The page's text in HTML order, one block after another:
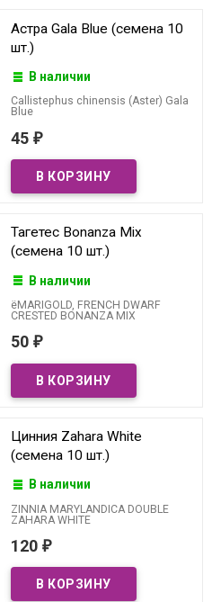
Астра Gala Blue (семена 10
шт.)
В наличии
Callistephus chinensis (Aster) Gala
Blue
45 ₽
Тагетес Bonanza Mix
(семена 10 шт.)
В наличии
ёMARIGOLD, FRENCH DWARF
CRESTED BONANZA MIX
50 ₽
Цинния Zahara White
(семена 10 шт.)
В наличии
ZINNIA MARYLANDICA DOUBLE
ZAHARA WHITE
120 ₽